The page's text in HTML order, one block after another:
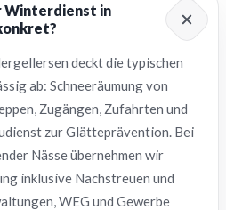
Winterdienst in
deckt die typischen
ab: Schneeräumung von
Zugängen, Zufahrten und
zur Glätteprävention. Bei
Nässe übernehmen wir
inklusive Nachstreuen und
WEG und Gewerbe